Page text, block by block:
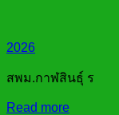
2026
สพม.กาฬสินธุ์ ร
Read more